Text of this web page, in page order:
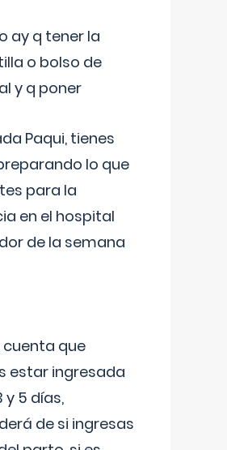
ay q tener la
o bolso de
y q poner
Paqui, tienes
lo que
para la
en el hospital
de la semana
cuenta que
estar ingresada
y 5 días,
de si ingresas